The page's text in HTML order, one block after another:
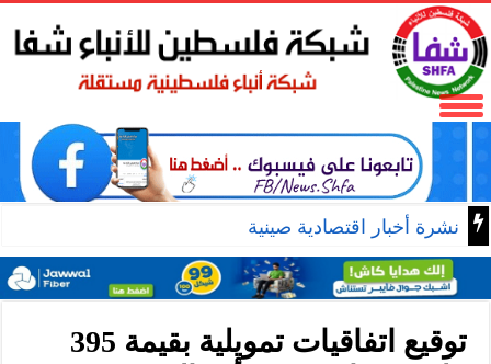
نشرة أخبار اقتصادية صينية
توقيع اتفاقيات تمويلية بقيمة 395